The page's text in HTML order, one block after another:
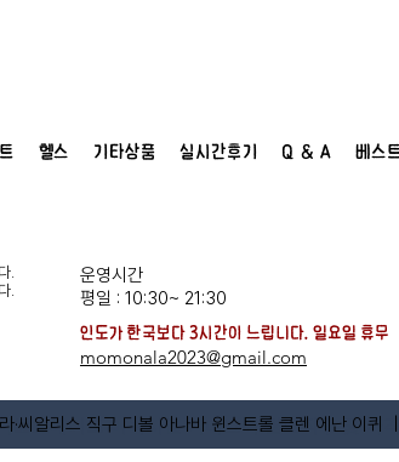
헬스 기타상품 실시간후기 Q & A 베스
.
.
운영시간
평일 : 10:30~ 21:30
​인도가 한국보다 3시간이 느립니다. ​일요일 휴무
momonala2023@gmail.com
스테리드 미녹시딜 카마그라 탈모직구 및 가
알리스 직구 디볼 아나바 윈스트롤 클렌 에난 이퀴